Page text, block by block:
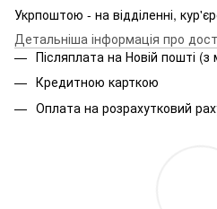
Укрпоштою - на відділенні,
Детальніша інформація про
Післяплата на Новій пошті
Кредитною карткою
Оплата на розрахутковий